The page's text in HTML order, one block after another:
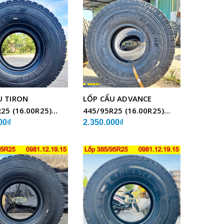
TIRON
(16.00R25)
THÉP
LỐP CẨU ADVANCE
445/95R25 (16.00R25)
GLB05 BỐ THÉP
2.350.000₫